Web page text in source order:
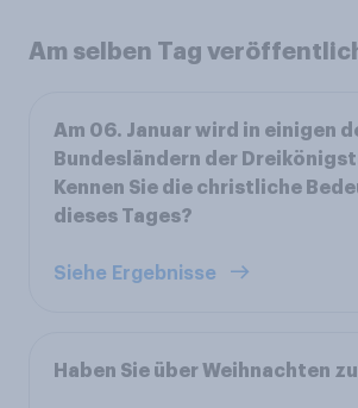
Am selben Tag
Am 06. Januar wird in einigen
Bundesländern der
Kennen Sie die christliche
dieses Tages?
Siehe Ergebnisse
Haben Sie über Weihnachten